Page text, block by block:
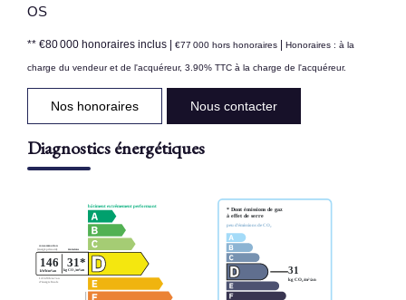
OS
** €80 000 honoraires inclus | €77 000 hors honoraires | Honoraires : à la
charge du vendeur et de l'acquéreur, 3.90% TTC à la charge de l'acquéreur.
Nos honoraires Nous contacter
Diagnostics énergétiques